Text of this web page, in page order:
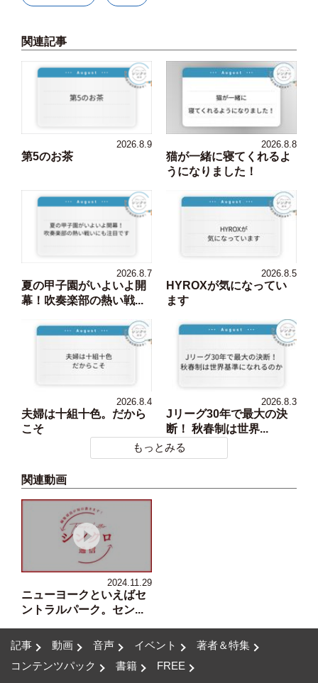
関連記事
2026.8.9
第5のお茶
2026.8.8
猫が一緒に寝てくれるよ
うになりました！
2026.8.7
夏の甲子園がいよいよ開
幕！吹奏楽部の熱い戦...
2026.8.5
HYROXが気になってい
ます
2026.8.4
夫婦は十組十色。だから
こそ
2026.8.3
Jリーグ30年で最大の決
断！ 秋春制は世界...
もっとみる
関連動画
2024.11.29
ニューヨークといえばセ
ントラルパーク。セン...
記事 動画 音声 イベント
著者＆特集
コンテンツパック
書籍 FREE